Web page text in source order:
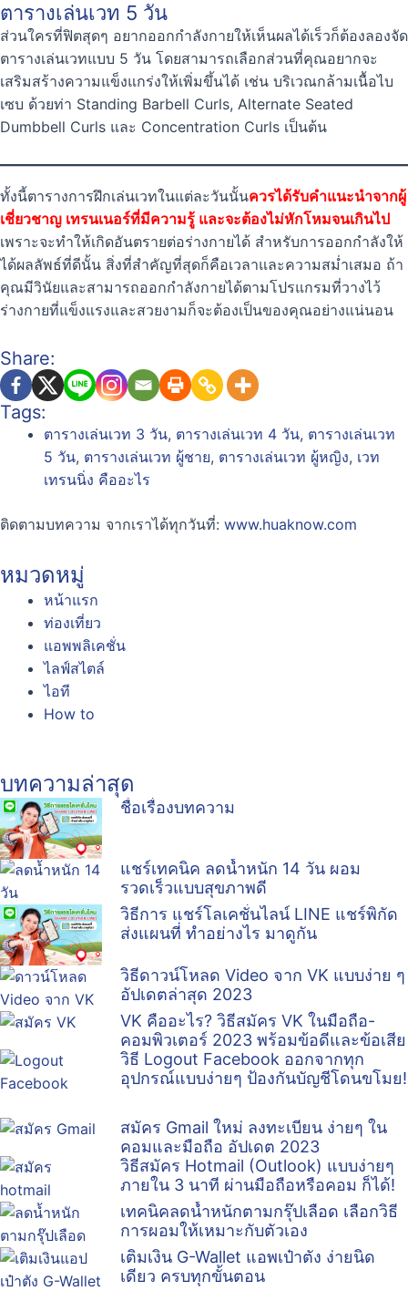
ตารางเล่นเวท 5 วัน
ส่วนใครที่ฟิตสุดๆ อยากออกกำลังกายให้เห็นผลได้เร็วก็ต้องลองจัด
ตารางเล่นเวทแบบ 5 วัน โดยสามารถเลือกส่วนที่คุณอยากจะ
เสริมสร้างความแข็งแกร่งให้เพิ่มขึ้นได้ เช่น บริเวณกล้ามเนื้อไบ
เซบ ด้วยท่า Standing Barbell Curls, Alternate Seated
Dumbbell Curls และ Concentration Curls เป็นต้น
ทั้งนี้ตารางการฝึกเล่นเวทในแต่ละวันนั้นควรได้รับคำแนะนำจากผู้
เชี่ยวชาญ เทรนเนอร์ที่มีความรู้ และจะต้องไม่หักโหมจนเกินไป
เพราะจะทำให้เกิดอันตรายต่อร่างกายได้ สำหรับการออกกำลังให้
ได้ผลลัพธ์ที่ดีนั้น สิ่งที่สำคัญที่สุดก็คือเวลาและความสม่ำเสมอ ถ้า
คุณมีวินัยและสามารถออกกำลังกายได้ตามโปรแกรมที่วางไว้
ร่างกายที่แข็งแรงและสวยงามก็จะต้องเป็นของคุณอย่างแน่นอน
Share:
Tags:
ตารางเล่นเวท 3 วัน, ตารางเล่นเวท 4 วัน, ตารางเล่นเวท
5 วัน, ตารางเล่นเวท ผู้ชาย, ตารางเล่นเวท ผู้หญิง, เวท
เทรนนิ่ง คืออะไร
ติดตามบทความ จากเราได้ทุกวันที่: www.huaknow.com
หมวดหมู่
หน้าแรก
ท่องเที่ยว
แอพพลิเคชั่น
ไลฟ์สไตล์
ไอที
How to
บทความล่าสุด
ชื่อเรื่องบทความ
แชร์เทคนิค ลดน้ำหนัก 14 วัน ผอม
รวดเร็วแบบสุขภาพดี
วิธีการ แชร์โลเคชั่นไลน์ LINE แชร์พิกัด
ส่งแผนที่ ทำอย่างไร มาดูกัน
วิธีดาวน์โหลด Video จาก VK แบบง่าย ๆ
อัปเดตล่าสุด 2023
VK คืออะไร? วิธีสมัคร VK ในมือถือ-
คอมพิวเตอร์ 2023 พร้อมข้อดีและข้อเสีย
วิธี Logout Facebook ออกจากทุก
อุปกรณ์แบบง่ายๆ ป้องกันบัญชีโดนขโมย!
สมัคร Gmail ใหม่ ลงทะเบียน ง่ายๆ ใน
คอมและมือถือ อัปเดต 2023
วิธีสมัคร Hotmail (Outlook) แบบง่ายๆ
ภายใน 3 นาที ผ่านมือถือหรือคอม ก็ได้!
เทคนิคลดน้ำหนักตามกรุ๊ปเลือด เลือกวิธี
การผอมให้เหมาะกับตัวเอง
เติมเงิน G-Wallet แอพเป๋าตัง ง่ายนิด
เดียว ครบทุกขั้นตอน